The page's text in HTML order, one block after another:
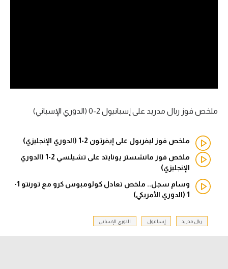
الدوري المصري
الدوري الإسباني
الدوري الألماني
الدوري الفرنسي
ملخص فوز ريال مدريد على إسبانيول 2-0 (الدوري الإسباني)
ملخص فوز ليفربول على إيفرتون 2-1 (الدوري الإنجليزي)
ملخص فوز مانشستر يونايتد على تشيلسي 2-1 (الدوري
الإنجليزي)
وسام سجل.. ملخص تعادل كولومبوس كرو مع تورنتو 1-
1 (الدوري الأمريكي)
ريال مدريد إسبانيول الدوري الإسباني